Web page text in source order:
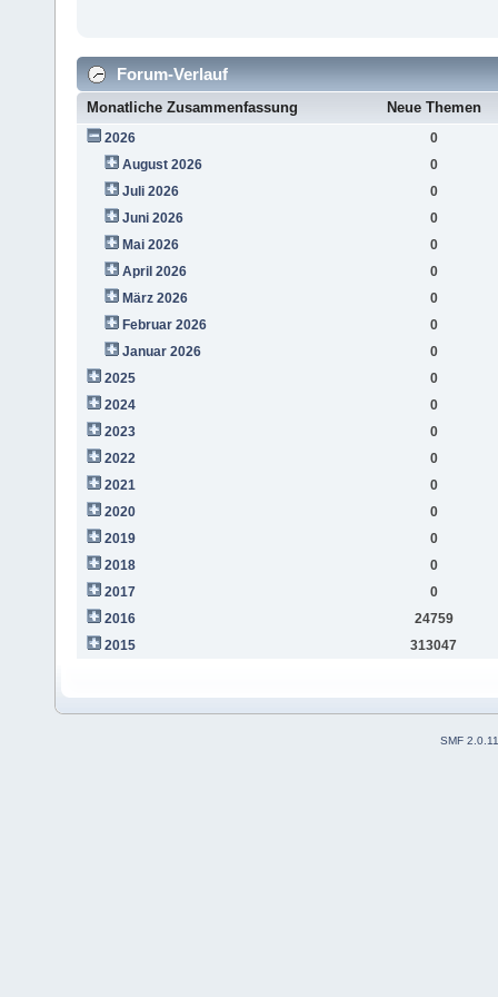
Forum-Verlauf
Monatliche Zusammenfassung Neue Themen
2026
0
August 2026
0
Juli 2026
0
Juni 2026
0
Mai 2026
0
April 2026
0
März 2026
0
Februar 2026
0
Januar 2026
0
2025
0
2024
0
2023
0
2022
0
2021
0
2020
0
2019
0
2018
0
2017
0
2016
24759
2015
313047
SMF 2.0.11